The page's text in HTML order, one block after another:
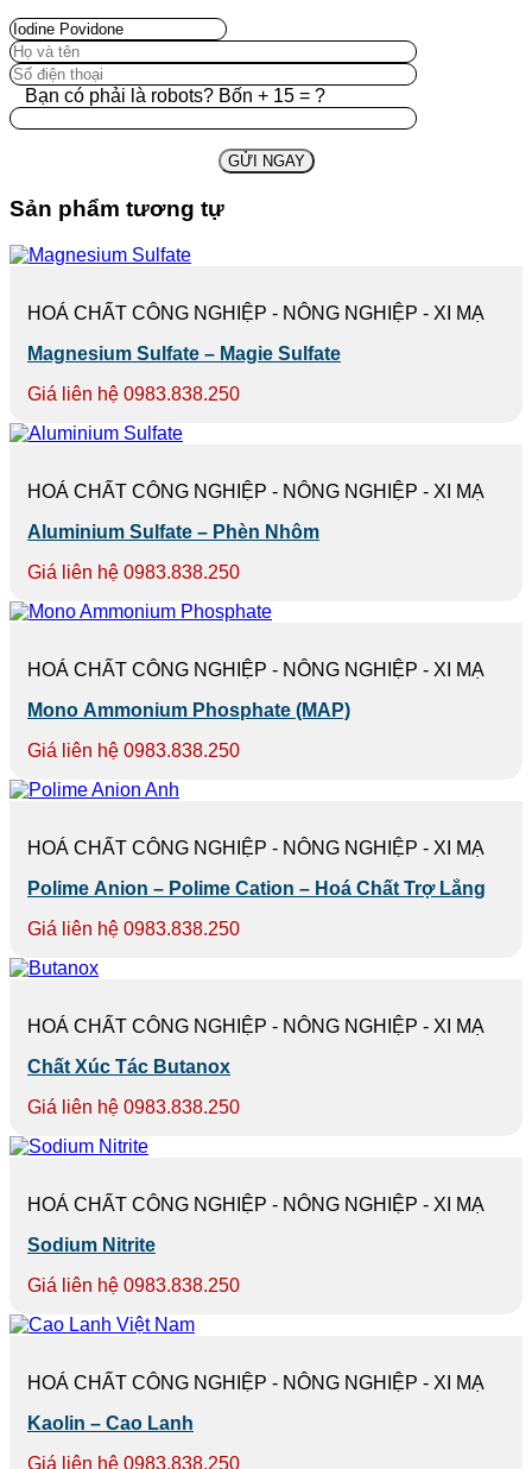
Bạn có phải là robots? Bốn + 15 = ?
Sản phẩm tương tự
HOÁ CHẤT CÔNG NGHIỆP - NÔNG NGHIỆP - XI MẠ
Magnesium Sulfate – Magie Sulfate
Giá liên hệ 0983.838.250
HOÁ CHẤT CÔNG NGHIỆP - NÔNG NGHIỆP - XI MẠ
Aluminium Sulfate – Phèn Nhôm
Giá liên hệ 0983.838.250
HOÁ CHẤT CÔNG NGHIỆP - NÔNG NGHIỆP - XI MẠ
Mono Ammonium Phosphate (MAP)
Giá liên hệ 0983.838.250
HOÁ CHẤT CÔNG NGHIỆP - NÔNG NGHIỆP - XI MẠ
Polime Anion – Polime Cation – Hoá Chất Trợ Lắng
Giá liên hệ 0983.838.250
HOÁ CHẤT CÔNG NGHIỆP - NÔNG NGHIỆP - XI MẠ
Chất Xúc Tác Butanox
Giá liên hệ 0983.838.250
HOÁ CHẤT CÔNG NGHIỆP - NÔNG NGHIỆP - XI MẠ
Sodium Nitrite
Giá liên hệ 0983.838.250
HOÁ CHẤT CÔNG NGHIỆP - NÔNG NGHIỆP - XI MẠ
Kaolin – Cao Lanh
Giá liên hệ 0983.838.250